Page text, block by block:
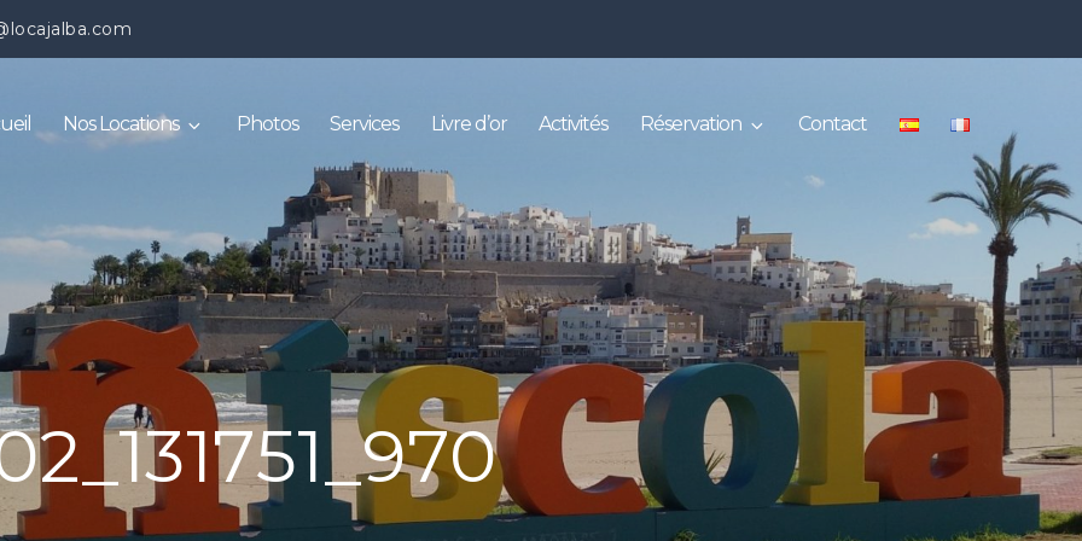
Nos Locations Photos Services Livre d’or Activités Réservation Contact